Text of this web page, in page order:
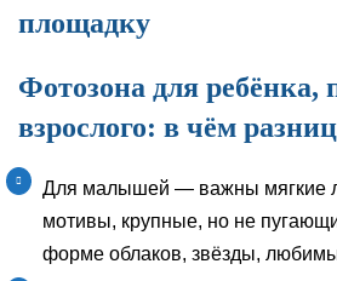
площадку
Фотозона для ребёнка,
взрослого: в чём
Для малышей — важны мягкие
мотивы, крупные, но не
форме облаков, звёзды,